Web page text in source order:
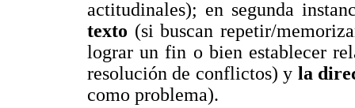
actitudinales); en segunda
texto (si buscan repetir/
lograr un fin o bien establecer
resolución de conflictos) y la
como problema).